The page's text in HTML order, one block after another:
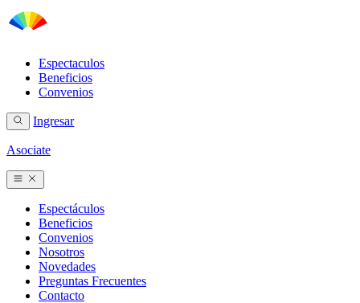
Espectaculos
Beneficios
Convenios
Ingresar
Asociate
Espectáculos
Beneficios
Convenios
Nosotros
Novedades
Preguntas Frecuentes
Contacto